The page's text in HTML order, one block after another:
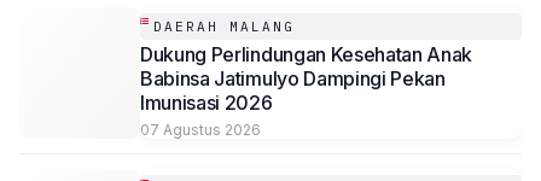
DAERAH MALANG
Dukung Perlindungan Kesehatan Anak
Babinsa Jatimulyo Dampingi Pekan
Imunisasi 2026
07 Agustus 2026